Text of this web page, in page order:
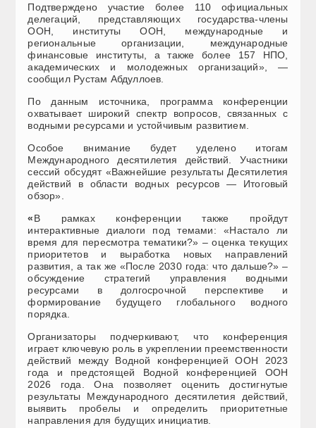
Подтверждено участие более 110 официальных
делегаций, представляющих государства-члены
ООН, институты ООН, международные и
региональные организации, международные
финансовые институты, а также более 157 НПО,
академических и молодежных организаций», —
сообщил Рустам Абдуллоев.
По данным источника, программа конференции
охватывает широкий спектр вопросов, связанных с
водными ресурсами и устойчивым развитием.
Особое внимание будет уделено итогам
Международного десятилетия действий. Участники
сессий обсудят «Важнейшие результаты Десятилетия
действий в области водных ресурсов — Итоговый
обзор».
«В рамках конференции также пройдут
интерактивные диалоги под темами: «Настало ли
время для пересмотра тематики?» – оценка текущих
приоритетов и выработка новых направлений
развития, а так же «После 2030 года: что дальше?» –
обсуждение стратегий управления водными
ресурсами в долгосрочной перспективе и
формирование будущего глобального водного
порядка.
Организаторы подчеркивают, что конференция
играет ключевую роль в укреплении преемственности
действий между Водной конференцией ООН 2023
года и предстоящей Водной конференцией ООН
2026 года. Она позволяет оценить достигнутые
результаты Международного десятилетия действий,
выявить пробелы и определить приоритетные
направления для будущих инициатив.